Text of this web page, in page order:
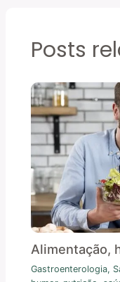
Posts
Alimentação,
Gastroenterologia,